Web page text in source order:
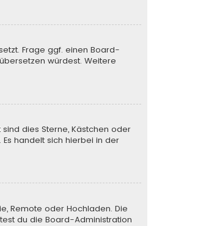
Frage ggf. einen Board-
würdest. Weitere
dies Sterne, Kästchen oder
handelt sich hierbei in der
Remote oder Hochladen. Die
du die Board-Administration